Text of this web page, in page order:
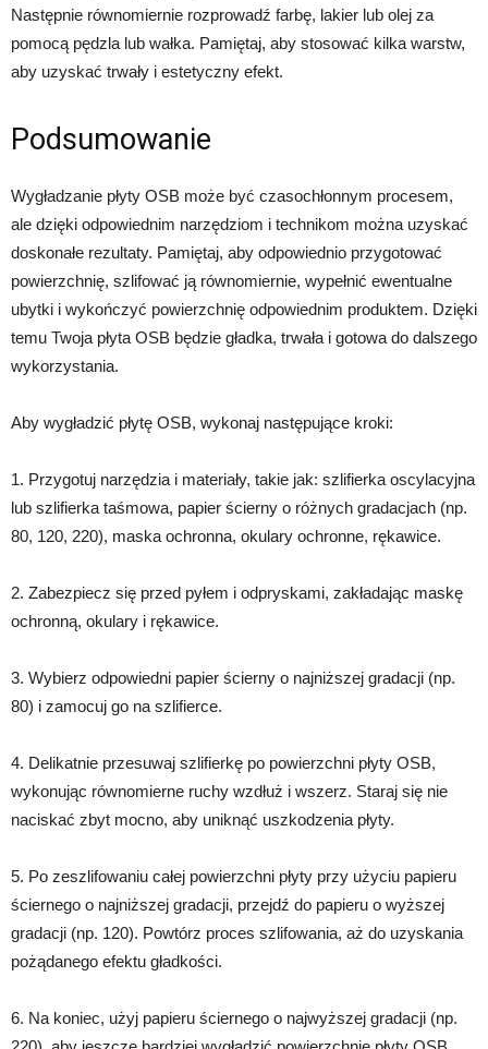
Następnie równomiernie rozprowadź farbę, lakier lub olej za
pomocą pędzla lub wałka. Pamiętaj, aby stosować kilka warstw,
aby uzyskać trwały i estetyczny efekt.
Podsumowanie
Wygładzanie płyty OSB może być czasochłonnym procesem,
ale dzięki odpowiednim narzędziom i technikom można uzyskać
doskonałe rezultaty. Pamiętaj, aby odpowiednio przygotować
powierzchnię, szlifować ją równomiernie, wypełnić ewentualne
ubytki i wykończyć powierzchnię odpowiednim produktem. Dzięki
temu Twoja płyta OSB będzie gładka, trwała i gotowa do dalszego
wykorzystania.
Aby wygładzić płytę OSB, wykonaj następujące kroki:
1. Przygotuj narzędzia i materiały, takie jak: szlifierka oscylacyjna
lub szlifierka taśmowa, papier ścierny o różnych gradacjach (np.
80, 120, 220), maska ochronna, okulary ochronne, rękawice.
2. Zabezpiecz się przed pyłem i odpryskami, zakładając maskę
ochronną, okulary i rękawice.
3. Wybierz odpowiedni papier ścierny o najniższej gradacji (np.
80) i zamocuj go na szlifierce.
4. Delikatnie przesuwaj szlifierkę po powierzchni płyty OSB,
wykonując równomierne ruchy wzdłuż i wszerz. Staraj się nie
naciskać zbyt mocno, aby uniknąć uszkodzenia płyty.
5. Po zeszlifowaniu całej powierzchni płyty przy użyciu papieru
ściernego o najniższej gradacji, przejdź do papieru o wyższej
gradacji (np. 120). Powtórz proces szlifowania, aż do uzyskania
pożądanego efektu gładkości.
6. Na koniec, użyj papieru ściernego o najwyższej gradacji (np.